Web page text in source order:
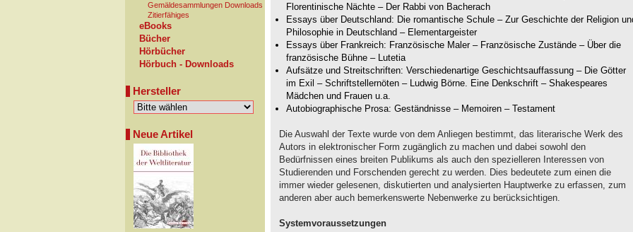
Gemäldesammlungen Downloads
Zitierfähiges
eBooks
Bücher
Hörbücher
Hörbuch - Downloads
Hersteller
Neue Artikel
Florentinische Nächte – Der Rabbi von Bacherach
Essays über Deutschland: Die romantische Schule – Zur Geschichte der Religion
Philosophie in Deutschland – Elementargeister
Essays über Frankreich: Französische Maler – Französische Zustände – Über die
französische Bühne – Lutetia
Aufsätze und Streitschriften: Verschiedenartige Geschichtsauffassung – Die Götter
im Exil – Schriftstellernöten – Ludwig Börne. Eine Denkschrift – Shakespeares
Mädchen und Frauen u.a.
Autobiographische Prosa: Geständnisse – Memoiren – Testament
Die Auswahl der Texte wurde von dem Anliegen bestimmt, das literarische Werk des
Autors in elektronischer Form zugänglich zu machen und dabei sowohl den
Bedürfnissen eines breiten Publikums als auch den spezielleren Interessen von
Studierenden und Forschenden gerecht zu werden. Dies bedeutete zum einen die
immer wieder gelesenen, diskutierten und analysierten Hauptwerke zu erfassen, zum
anderen aber auch bemerkenswerte Nebenwerke zu berücksichtigen.
Systemvoraussetzungen